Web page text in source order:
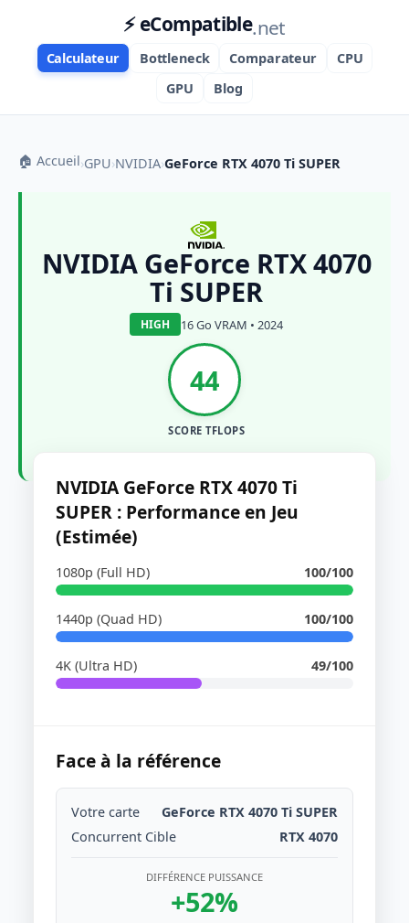
⚡ eCompatible.net
Calculateur Bottleneck Comparateur
CPU
GPU
Blog
🏠 Accueil›GPU›NVIDIA›GeForce RTX 4070 Ti SUPER
NVIDIA GeForce RTX 4070
Ti SUPER
HIGH 16 Go VRAM • 2024
44
SCORE TFLOPS
NVIDIA GeForce RTX 4070 Ti
SUPER : Performance en Jeu
(Estimée)
1080p (Full HD) 100/100
1440p (Quad HD) 100/100
4K (Ultra HD) 49/100
Face à la référence
Votre carte
GeForce RTX 4070 Ti SUPER
Concurrent Cible
RTX 4070
DIFFÉRENCE PUISSANCE
+52%